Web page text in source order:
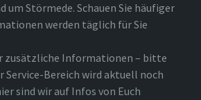
Störmede. Schauen Sie häufiger
werden täglich für Sie
zusätzliche Informationen – bitte
Service-Bereich wird aktuell noch
sind wir auf Infos von Euch